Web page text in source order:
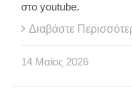
στο youtube.
Διαβάστε
14 Μαϊος 2026